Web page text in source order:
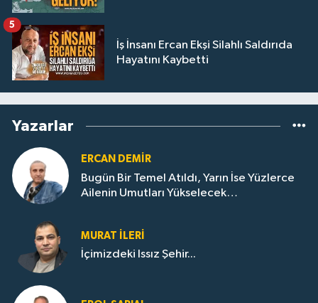
İş İnsanı Ercan Ekşi Silahlı Saldırıda
Hayatını Kaybetti
5
Yazarlar
ERCAN DEMIR
Bugün Bir Temel Atıldı, Yarın İse Yüzlerce
Ailenin Umutları Yükselecek…
MURAT İLERI
İçimizdeki Issız Şehir...